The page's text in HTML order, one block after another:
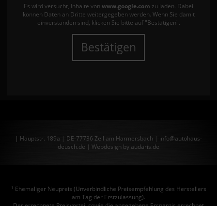
Es wird versucht, Inhalte von www.google.com zu laden. Dabei
können Daten an Dritte weitergegeben werden. Wenn Sie damit
einverstanden sind, klicken Sie bitte auf "Bestätigen".
Bestätigen
| Hauptstr. 189a | DE-77736 Zell am Harmersbach | info@autohaus-
deusch.de | Webdesign by audaris.de
1 Ehemaliger Neupreis (Unverbindliche Preisempfehlung des Herstellers
am Tag der Erstzulassung).